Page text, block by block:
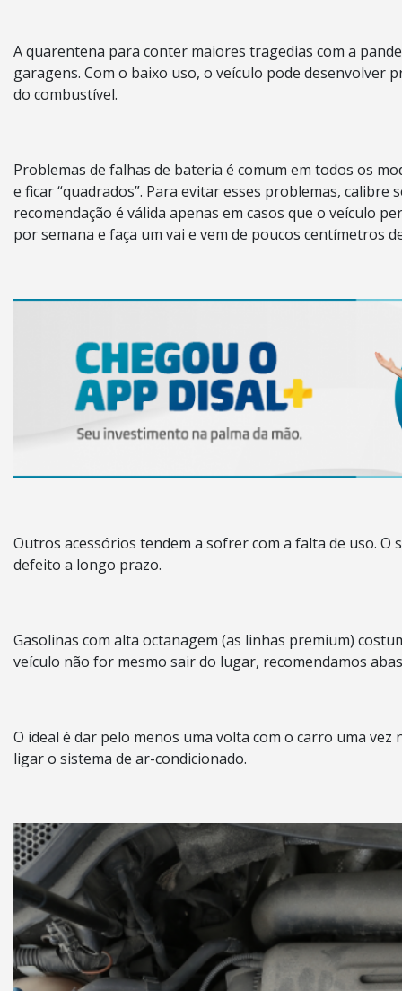
A quarentena para conter maiores tragedias com a
garagens. Com o baixo uso, o veículo pode desenvolver
do combustível.
Problemas de falhas de bateria é comum em todos os
e ficar “quadrados”. Para evitar esses problemas,
recomendação é válida apenas em casos que o veículo
por semana e faça um vai e vem de poucos centímetros
Outros acessórios tendem a sofrer com a falta de uso.
defeito a longo prazo.
Gasolinas com alta octanagem (as linhas premium)
veículo não for mesmo sair do lugar, recomendamos
O ideal é dar pelo menos uma volta com o carro uma
ligar o sistema de ar-condicionado.